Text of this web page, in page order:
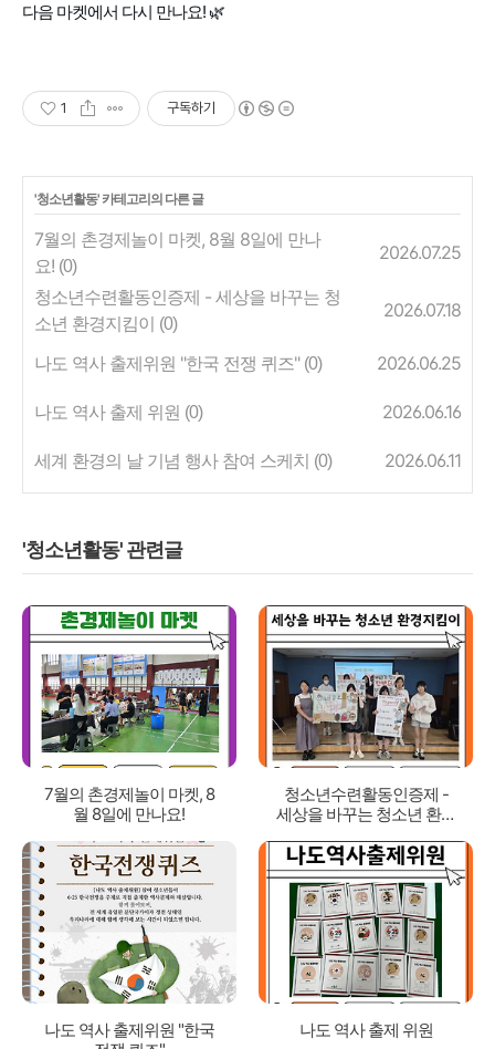
다음 마켓에서 다시 만나요! 🌿
1 구독하기
'청소년활동' 카테고리의 다른 글
7월의 촌경제놀이 마켓, 8월 8일에 만나
요! (0)
2026.07.25
청소년수련활동인증제 - 세상을 바꾸는 청
소년 환경지킴이 (0)
2026.07.18
나도 역사 출제위원 "한국 전쟁 퀴즈" (0) 2026.06.25
나도 역사 출제 위원 (0) 2026.06.16
세계 환경의 날 기념 행사 참여 스케치 (0) 2026.06.11
'청소년활동' 관련글
7월의 촌경제놀이 마켓, 8
월 8일에 만나요!
청소년수련활동인증제 -
세상을 바꾸는 청소년 환경
나도 역사 출제위원 "한국
나도 역사 출제 위원